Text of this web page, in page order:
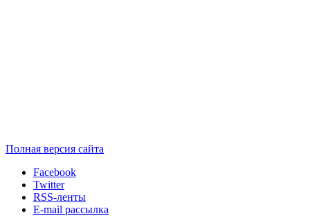
Полная версия сайта
Facebook
Twitter
RSS-ленты
E-mail рассылка